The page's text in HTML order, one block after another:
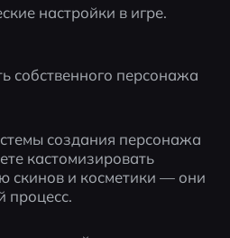
настройки в игре.
собственного персонажа
создания персонажа
кастомизировать
скинов и косметики — они
процесс.